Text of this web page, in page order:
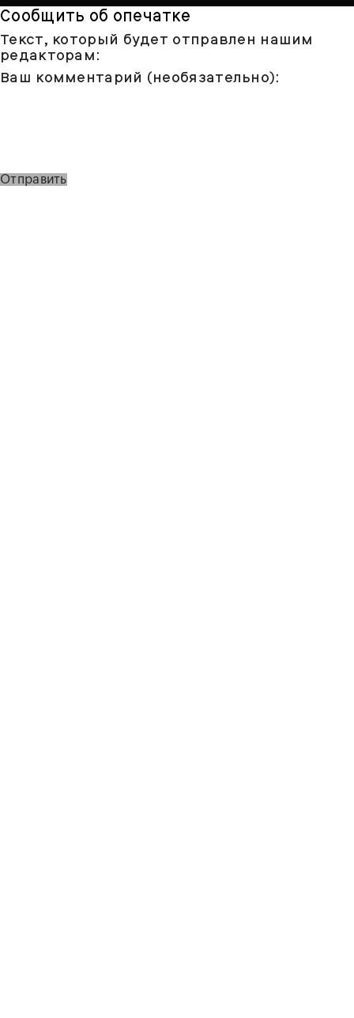
Сообщить об опечатке
Текст, который будет отправлен нашим
редакторам:
Ваш комментарий (необязательно):
Отправить